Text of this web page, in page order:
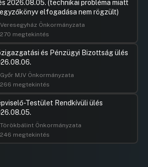
2026.08.05. (technikai probléma miatt
elfogadása nem rögzült)
Veresegyház Önkormányzata
270 megtekintés
és Pénzügyi Bizottság ülés
Győr MJV Önkormányzata
266 megtekintés
Testület Rendkívüli ülés
Törökbálint Önkormányzata
246 megtekintés